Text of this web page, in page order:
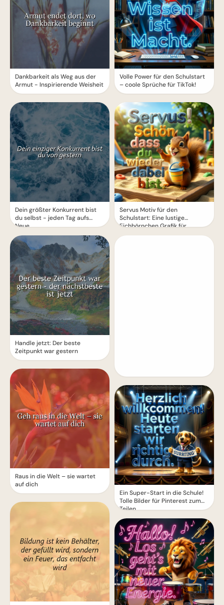
Dankbarkeit als Weg aus der
Armut - Inspirierende Weisheit
Dein größter Konkurrent bist
du selbst - jeden Tag aufs
Neue
Handle jetzt: Der beste
Zeitpunkt war gestern
Raus in die Welt – sie wartet
auf dich
Volle Power für den Schulstart
– coole Sprüche für TikTok!
Servus Motiv für den
Schulstart: Eine lustige
Eichhörnchen Grafik für
WhatsApp
Ein Super-Start in die Schule!
Tolle Bilder für Pinterest zum
Teilen.